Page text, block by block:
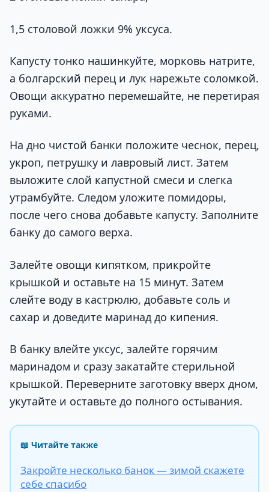
1,5 столовой ложки 9% уксуса.
Капусту тонко нашинкуйте, морковь натрите,
а болгарский перец и лук нарежьте соломкой.
Овощи аккуратно перемешайте, не перетирая
руками.
На дно чистой банки положите чеснок, перец,
укроп, петрушку и лавровый лист. Затем
выложите слой капустной смеси и слегка
утрамбуйте. Следом уложите помидоры,
после чего снова добавьте капусту. Заполните
банку до самого верха.
Залейте овощи кипятком, прикройте
крышкой и оставьте на 15 минут. Затем
слейте воду в кастрюлю, добавьте соль и
сахар и доведите маринад до кипения.
В банку влейте уксус, залейте горячим
маринадом и сразу закатайте стерильной
крышкой. Переверните заготовку вверх дном,
укутайте и оставьте до полного остывания.
📖 Читайте также
Закройте несколько банок — зимой скажете
себе спасибо